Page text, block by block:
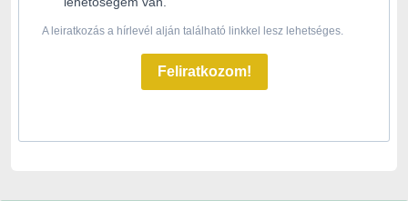
A leiratkozás a hírlevél alján található linkkel lesz lehetséges.
Feliratkozom!